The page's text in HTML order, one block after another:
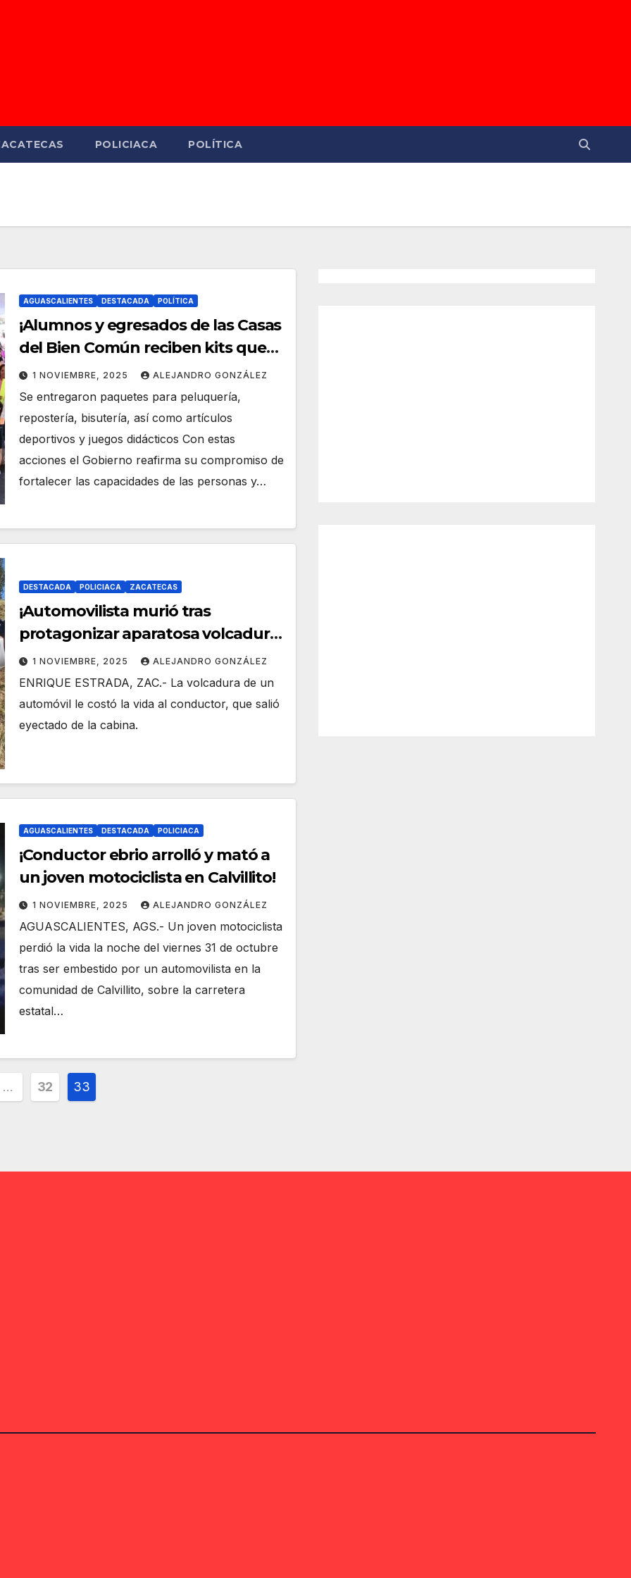
POLICIACA POLÍTICA
AGUASCALIENTES DESTACADA POLÍTICA
¡Alumnos y egresados de las Casas
del Bien Común reciben kits que
les permitirán generar ingresos!
1 NOVIEMBRE, 2025 ALEJANDRO GONZÁLEZ
Se entregaron paquetes para peluquería,
repostería, bisutería, así como artículos
deportivos y juegos didácticos Con estas
acciones el Gobierno reafirma su compromiso de
fortalecer las capacidades de las personas y…
DESTACADA POLICIACA ZACATECAS
¡Automovilista murió tras
protagonizar aparatosa volcadura
en la carretera federal 45!
1 NOVIEMBRE, 2025 ALEJANDRO GONZÁLEZ
ENRIQUE ESTRADA, ZAC.- La volcadura de un
automóvil le costó la vida al conductor, que salió
eyectado de la cabina.
AGUASCALIENTES DESTACADA POLICIACA
¡Conductor ebrio arrolló y mató a
un joven motociclista en Calvillito!
1 NOVIEMBRE, 2025 ALEJANDRO GONZÁLEZ
AGUASCALIENTES, AGS.- Un joven motociclista
perdió la vida la noche del viernes 31 de octubre
tras ser embestido por un automovilista en la
comunidad de Calvillito, sobre la carretera
estatal…
… 32 33